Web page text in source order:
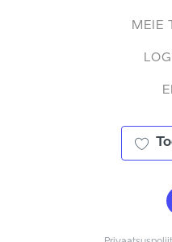
MEIE